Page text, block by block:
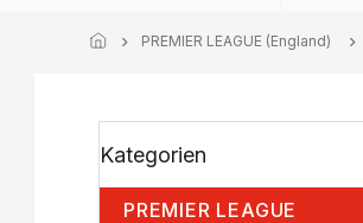
PREMIER LEAGUE (England)
e
i
überspringen
Kategorien
PREMIER LEAGUE